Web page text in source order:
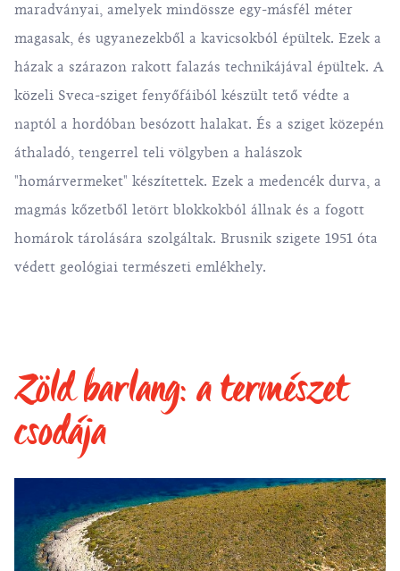
maradványai, amelyek mindössze egy-másfél méter
magasak, és ugyanezekből a kavicsokból épültek. Ezek a
házak a szárazon rakott falazás technikájával épültek. A
közeli Sveca-sziget fenyőfáiból készült tető védte a
naptól a hordóban besózott halakat. És a sziget közepén
áthaladó, tengerrel teli völgyben a halászok
"homárvermeket" készítettek. Ezek a medencék durva, a
magmás kőzetből letört blokkokból állnak és a fogott
homárok tárolására szolgáltak. Brusnik szigete 1951 óta
védett geológiai természeti emlékhely.
Zöld barlang: a természet
csodája